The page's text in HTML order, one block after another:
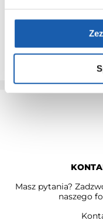
Przedłużenie
Masz pytania?
naszego